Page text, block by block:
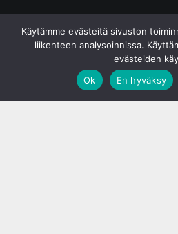
Käytämme evästeitä sivuston
liikenteen analysoinnissa.
evästeiden
Ok
En hyväksy